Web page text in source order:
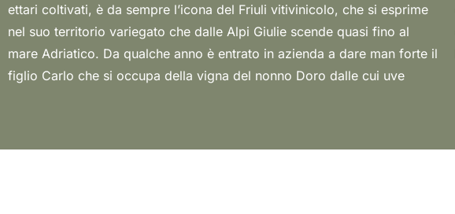
ettari coltivati, è da sempre l’icona del Friuli vitivinicolo, che si esprime
nel suo territorio variegato che dalle Alpi Giulie scende quasi fino al
mare Adriatico. Da qualche anno è entrato in azienda a dare man forte il
figlio Carlo che si occupa della vigna del nonno Doro dalle cui uve
che ne determinano l’alternanza tra strati duri e teneri. Sandro è oggi uno
dei punti di riferimento del Collio con i suoi vini eleganti e fini frutto del